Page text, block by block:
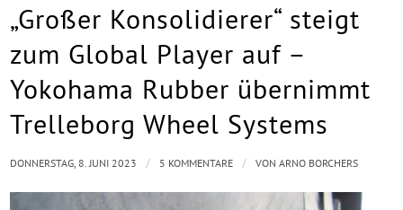
„Großer Konsolidierer“ steigt
zum Global Player auf –
Yokohama Rubber übernimmt
Trelleborg Wheel Systems
DONNERSTAG, 8. JUNI 2023 / 5 KOMMENTARE / VONARNO BORCHERS
sagt:
sagt:
sagt:
sagt:
sagt: